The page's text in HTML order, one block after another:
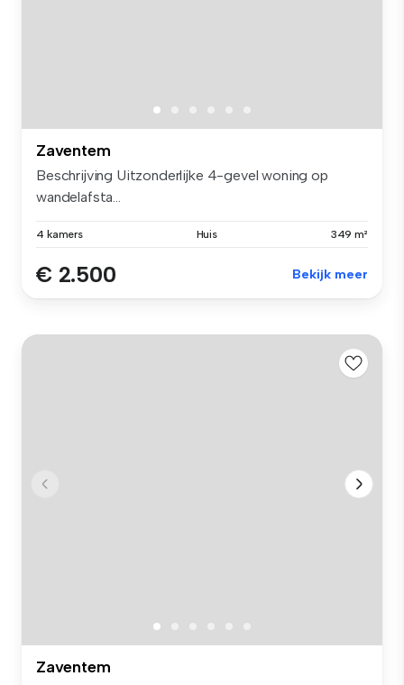
Zaventem
Beschrijving Uitzonderlijke 4-gevel woning op
wandelafsta...
4 kamers Huis 349 m²
€ 2.500 Bekijk meer
Zaventem